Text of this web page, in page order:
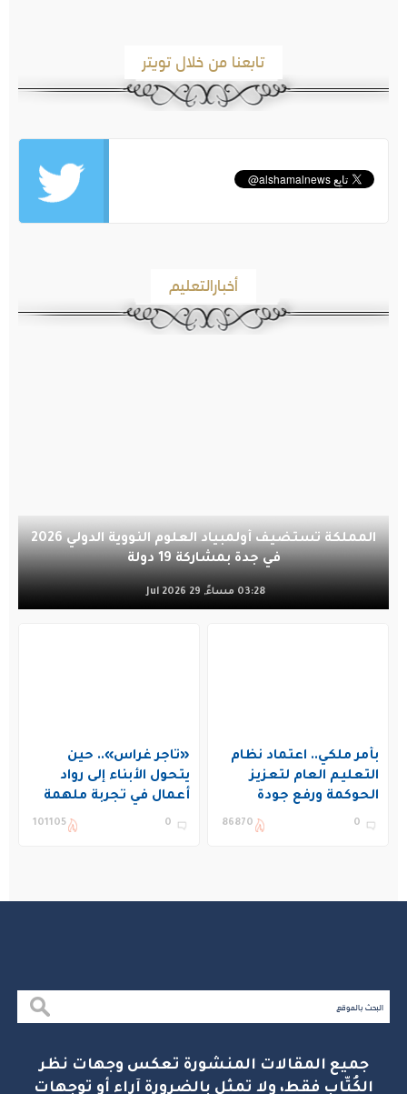
تابعنا من خلال تويتر
أخبارالتعليم
المملكة تستضيف أولمبياد العلوم النووية الدولي 2026
في جدة بمشاركة 19 دولة
03:28 مساءً, 29 Jul 2026
بأمر ملكي.. اعتماد نظام
التعليم العام لتعزيز
الحوكمة ورفع جودة
التعليم في المملكة
0
86870
«تاجر غراس».. حين
يتحول الأبناء إلى رواد
أعمال في تجربة ملهمة
بنادي غراس الصيفي
0
101105
جميع المقالات المنشورة تعكس وجهات نظر
الكُتّاب فقط، ولا تمثل بالضرورة آراء أو توجهات